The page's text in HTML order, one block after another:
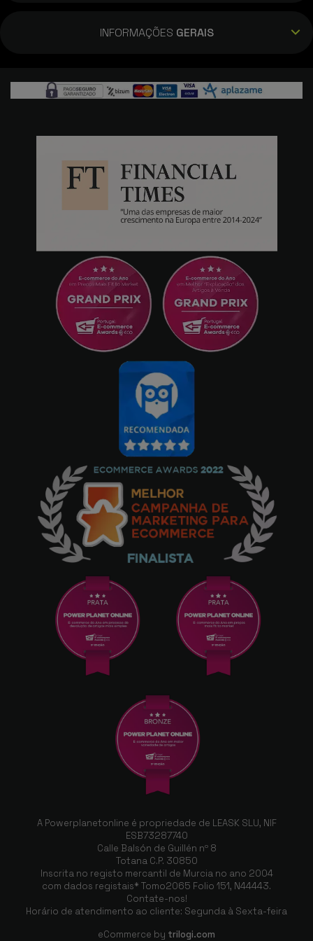
24/08/2024
perfeitamente para colocar num espaço
silencioso. Adorei 5* Recomendo!!!!obrigado
Powerplanet!!!!
11/10/2023
Comprei o purificador à um mês e estou
completamente satisfeito. A encomenda
1167303 foi super rápido, e cumpriram a data
que indicavam de previsão. Purificador já
com filtro, na utilização normal nota
algumas diferenças no ar tendo em conta
que tenho um gato. Recomendo para quem
tem alergias, não faz milagres mas ajuda
CARLOS TEIXEIRA
04/02/2023
Silencioso e levezinho!
Manuela
27/05/2022
Se vive no campo e tem alergias, este é um
Recomendo a 100%
INFORMAÇÕES GERAIS
A Powerplanetonline é propriedade de LEASK SLU, NIF
ESB73287740
Calle Balsón de Guillén nº 8
Totana C.P. 30850
Inscrita no registo mercantil de Murcia no ano 2004
com dados registais* Tomo2065 Folio 151, N44443.
Contate-nos!
Horário de atendimento ao cliente: Segunda à Sexta-feira
eCommerce by trilogi.com